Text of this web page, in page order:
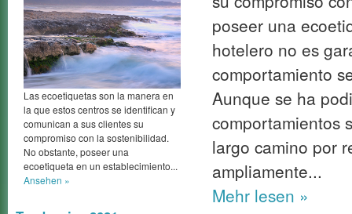
Las ecoetiquetas son la manera en
la que estos centros se identifican y
comunican a sus clientes su
compromiso con la sostenibilidad.
No obstante, poseer una
ecoetiqueta en un establecimiento...
Ansehen »
poseer una
hotelero no es
comportamiento
Aunque se ha
comportamientos
largo camino por
ampliamente...
Mehr lesen »